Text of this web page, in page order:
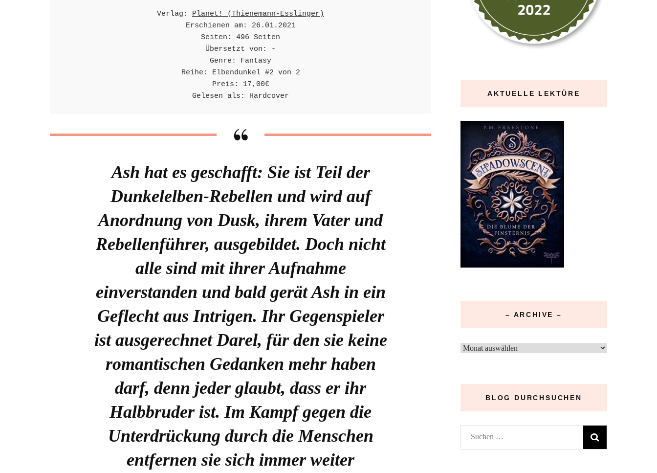
Verlag: Planet! (Thienemann-Esslinger)
Erschienen am: 26.01.2021
Seiten: 496 Seiten
Übersetzt von: -
Genre: Fantasy
Reihe: Elbendunkel #2 von 2
Preis: 17,00€
Gelesen als: Hardcover
Ash hat es geschafft: Sie ist Teil der
Dunkelelben-Rebellen und wird auf
Anordnung von Dusk, ihrem Vater und
Rebellenführer, ausgebildet. Doch nicht
alle sind mit ihrer Aufnahme
einverstanden und bald gerät Ash in ein
Geflecht aus Intrigen. Ihr Gegenspieler
ist ausgerechnet Darel, für den sie keine
romantischen Gedanken mehr haben
darf, denn jeder glaubt, dass er ihr
Halbbruder ist. Im Kampf gegen die
Unterdrückung durch die Menschen
entfernen sie sich immer weiter
AKTUELLE LEKTÜRE
– ARCHIVE –
–
BLOG DURCHSUCHEN
Suchen
nach: